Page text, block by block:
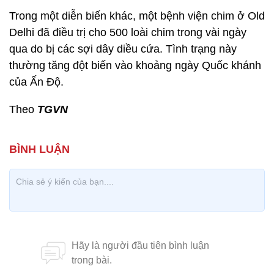
Trong một diễn biến khác, một bệnh viện chim ở Old
Delhi đã điều trị cho 500 loài chim trong vài ngày
qua do bị các sợi dây diều cứa. Tình trạng này
thường tăng đột biến vào khoảng ngày Quốc khánh
của Ấn Độ.
Theo TGVN